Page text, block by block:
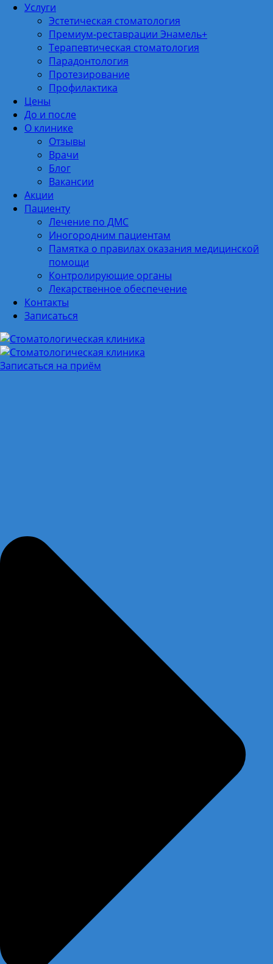
Услуги
Эстетическая стоматология
Премиум-реставрации Энамель+
Терапевтическая стоматология
Парадонтология
Протезирование
Профилактика
Цены
До и после
О клинике
Отзывы
Врачи
Блог
Вакансии
Акции
Пациенту
Лечение по ДМС
Иногородним пациентам
Памятка о правилах оказания медицинской
помощи
Контролирующие органы
Лекарственное обеспечение
Контакты
Записаться
Записаться на приём